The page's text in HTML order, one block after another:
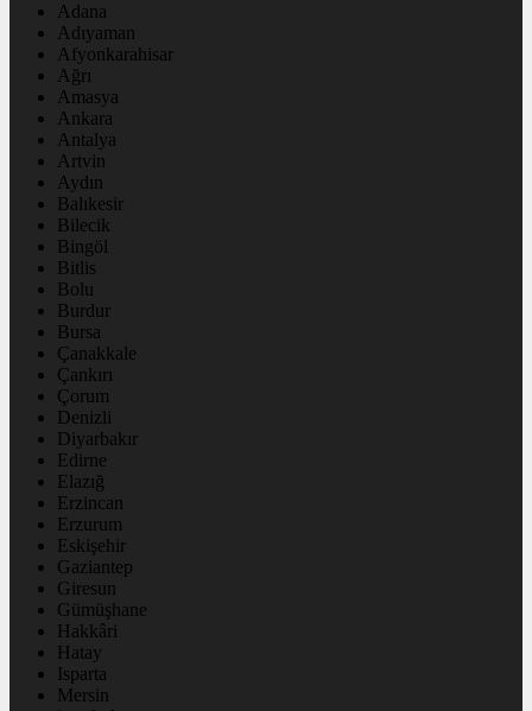
Adana
Adıyaman
Afyonkarahisar
Ağrı
Amasya
Ankara
Antalya
Artvin
Aydın
Balıkesir
Bilecik
Bingöl
Bitlis
Bolu
Burdur
Bursa
Çanakkale
Çankırı
Çorum
Denizli
Diyarbakır
Edirne
Elazığ
Erzincan
Erzurum
Eskişehir
Gaziantep
Giresun
Gümüşhane
Hakkâri
Hatay
Isparta
Mersin